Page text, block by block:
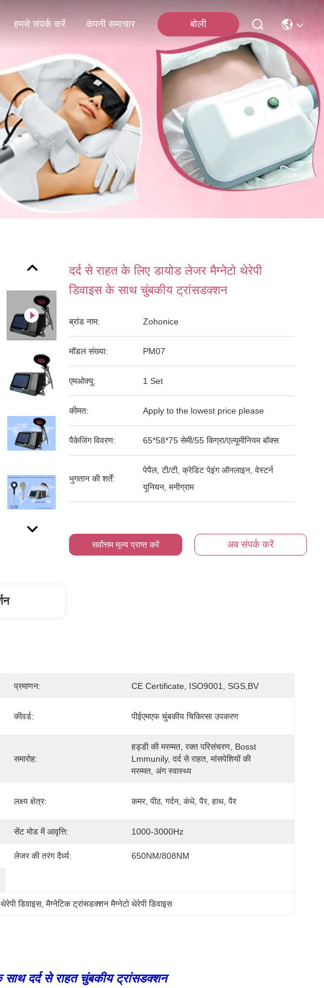
हमसे संपर्क करें कंपनी समाचार बोली
दर्द से राहत के लिए डायोड लेजर मैग्नेटो थेरेपी
डिवाइस के साथ चुंबकीय ट्रांसडक्शन
ब्रांड नाम: Zohonice
मॉडल संख्या: PM07
एमओक्यू: 1 Set
कीमत: Apply to the lowest price please
पैकेजिंग विवरण: 65*58*75 सेमी/55 किग्रा/एल्यूमीनियम बॉक्स
भुगतान की शर्तें:
पेपैल, टी/टी, क्रेडिट पेइंग ऑनलाइन, वेस्टर्न
यूनियन, मनीग्राम
सर्वोत्तम मूल्य प्राप्त करें अब संपर्क करें
प्रमाणन: CE Certificate, ISO9001, SGS,BV
कीवर्ड: पीईएमएफ चुंबकीय चिकित्सा उपकरण
समारोह:
हड्डी की मरम्मत, रक्त परिसंचरण, Bosst
Lmmunily, दर्द से राहत, मांसपेशियों की
मरम्मत, अंग स्वास्थ्य
लक्ष्य क्षेत्र: कमर, पीठ, गर्दन, कंधे, पैर, हाथ, पैर
सेंट मोड में आवृत्ति: 1000-3000Hz
लेजर की तरंग दैर्ध्य: 650NM/808NM
डिवाइस, मैग्नेटिक ट्रांसडक्शन मैग्नेटो थेरेपी डिवाइस
साथ दर्द से राहत चुंबकीय ट्रांसडक्शन